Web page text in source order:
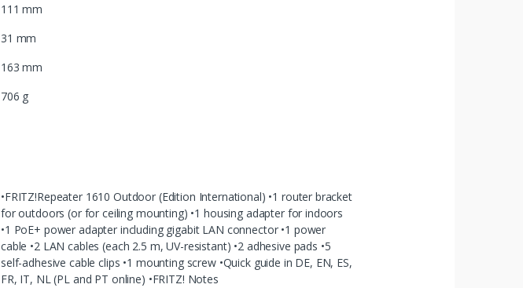
111 mm
31 mm
163 mm
706 g
•FRITZ!Repeater 1610 Outdoor (Edition International) •1 router bracket
for outdoors (or for ceiling mounting) •1 housing adapter for indoors
•1 PoE+ power adapter including gigabit LAN connector •1 power
cable •2 LAN cables (each 2.5 m, UV-resistant) •2 adhesive pads •5
self-adhesive cable clips •1 mounting screw •Quick guide in DE, EN, ES,
FR, IT, NL (PL and PT online) •FRITZ! Notes